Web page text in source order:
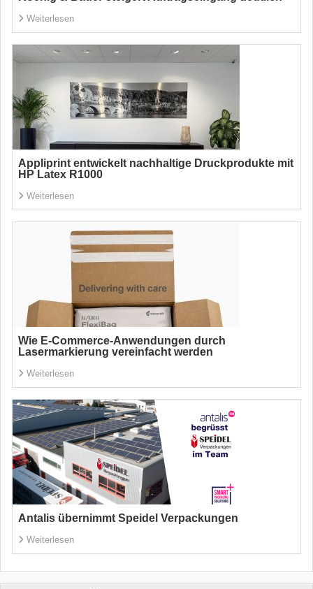
Weiterlesen
Appliprint entwickelt nachhaltige Druckprodukte mit
HP Latex R1000
Weiterlesen
Wie E-Commerce-Anwendungen durch
Lasermarkierung vereinfacht werden
Weiterlesen
Antalis übernimmt Speidel Verpackungen
Weiterlesen